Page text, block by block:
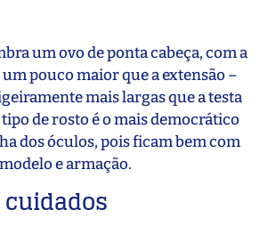
um ovo de ponta cabeça, com a
pouco maior que a extensão –
mais largas que a testa
de rosto é o mais democrático
dos óculos, pois ficam bem com
e armação.